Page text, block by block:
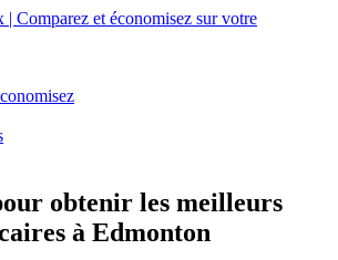
obtenir les meilleurs
à Edmonton